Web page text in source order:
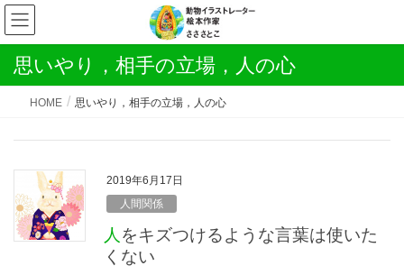
思いやり，相手の立場，人の心
HOME 思いやり，相手の立場，人の心
2019年6月17日
人間関係
人をキズつけるような言葉は使いた
くない